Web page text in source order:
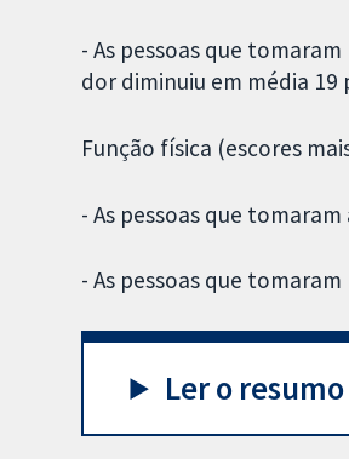
- As pessoas que
dor diminuiu em média
Função física (escores
- As pessoas que
- As pessoas que
Ler o